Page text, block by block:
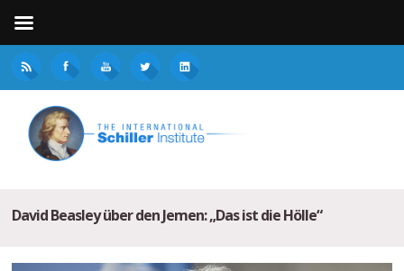
David Beasley über den Jemen: „Das ist die Hölle“